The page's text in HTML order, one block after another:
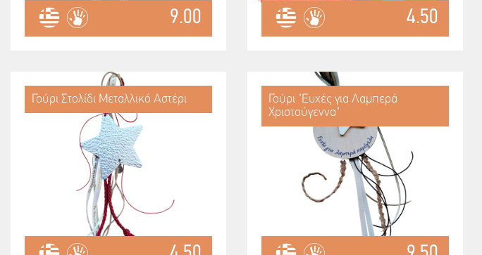
9.00 4.50
Γούρι Στολίδι Μεταλλικό Αστέρι
Γούρι "Ευχές για Λαμπερά
Χριστούγεννα"